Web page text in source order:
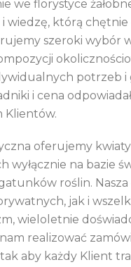
we florystyce
wiedzę, którą chętnie
szeroki wybór
potrzeb i
i cena
Klientów.
oferujemy
wyłącznie na bazie
roślin.
jak i
wieloletnie
realizować
aby każdy Klient